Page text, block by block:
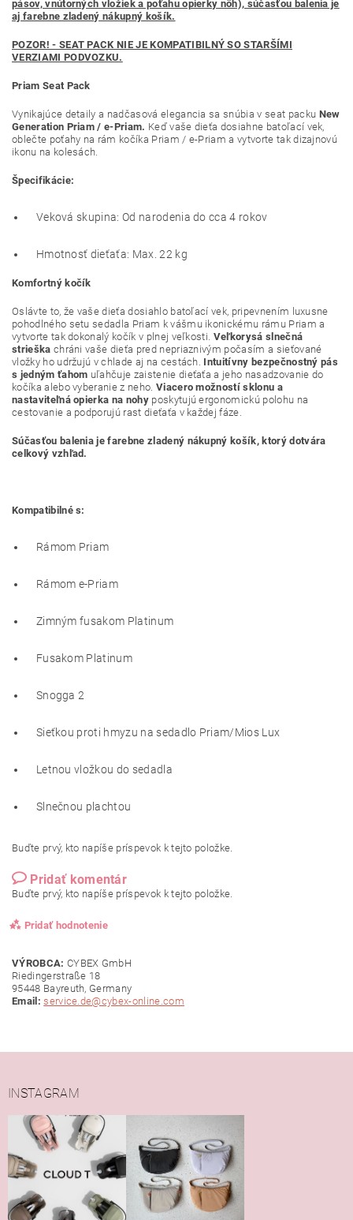
pásov, vnútorných vložiek a poťahu opierky nôh), súčasťou balenia je
aj farebne zladený nákupný košík.
POZOR! - SEAT PACK NIE JE KOMPATIBILNÝ SO STARŠÍMI
VERZIAMI PODVOZKU.
Priam Seat Pack
Vynikajúce detaily a nadčasová elegancia sa snúbia v seat packu New
Generation Priam / e-Priam. Keď vaše dieťa dosiahne batoľací vek,
oblečte poťahy na rám kočíka Priam / e-Priam a vytvorte tak dizajnovú
ikonu na kolesách.
Špecifikácie:
Veková skupina: Od narodenia do cca 4 rokov
Hmotnosť dieťaťa: Max. 22 kg
Komfortný kočík
Oslávte to, že vaše dieťa dosiahlo batoľací vek, pripevnením luxusne
pohodlného setu sedadla Priam k vášmu ikonickému rámu Priam a
vytvorte tak dokonalý kočík v plnej veľkosti. Veľkorysá slnečná
strieška chráni vaše dieťa pred nepriaznivým počasím a sieťované
vložky ho udržujú v chlade aj na cestách. Intuitívny bezpečnostný pás
s jedným ťahom uľahčuje zaistenie dieťaťa a jeho nasadzovanie do
kočíka alebo vyberanie z neho. Viacero možností sklonu a
nastaviteľná opierka na nohy poskytujú ergonomickú polohu na
cestovanie a podporujú rast dieťaťa v každej fáze.
Súčasťou balenia je farebne zladený nákupný košík, ktorý dotvára
celkový vzhľad.
Kompatibilné s:
Rámom Priam
Rámom e-Priam
Zimným fusakom Platinum
Fusakom Platinum
Snogga 2
Sieťkou proti hmyzu na sedadlo Priam/Mios Lux
Letnou vložkou do sedadla
Slnečnou plachtou
Buďte prvý, kto napíše príspevok k tejto položke.
Pridať komentár
Buďte prvý, kto napíše príspevok k tejto položke.
Pridať hodnotenie
Vložením hodnotenie súhlasíte spodmienkami ochrany
osobných údajov
VÝROBCA: CYBEX GmbH
Riedingerstraße 18
95448 Bayreuth, Germany
Email: service.de@cybex-online.com
INSTAGRAM